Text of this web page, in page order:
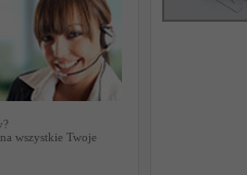
wszystkie Twoje